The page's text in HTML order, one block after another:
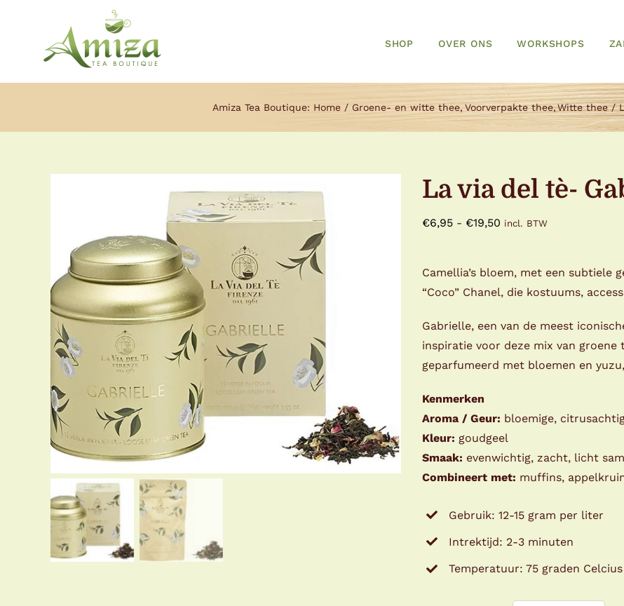
SHOP OVER ONS WORKSHOPS
Amiza Tea Boutique: Home Groene- en witte thee Voorverpakte thee Witte thee
La via del tè-
€6,95 - €19,50 Prijsklasse:
€19,50
incl. BTW
Camellia’s bloem, met een subtiele
“Coco” Chanel, die kostuums,
Gabrielle, een van de meest
inspiratie voor deze mix van
geparfumeerd met bloemen en
Kenmerken
Aroma / Geur: bloemige,
Kleur: goudgeel
Smaak: evenwichtig, zacht, licht
Combineert met: ​muffins,
Gebruik: 12-15 gram per liter
Intrektijd: 2-3 minuten
Temperatuur: 75 graden Celcius